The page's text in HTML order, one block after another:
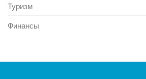
Туризм
Финансы